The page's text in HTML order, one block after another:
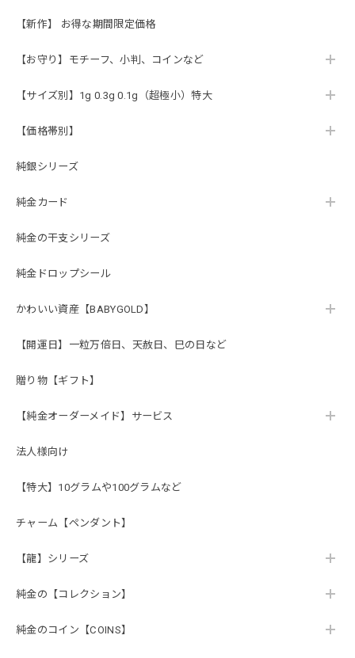
【新作】 お得な期間限定価格
【お守り】モチーフ、小判、コインなど
【サイズ別】1g 0.3g 0.1g（超極小）特大
【価格帯別】
純銀シリーズ
純金カード
純金の干支シリーズ
純金ドロップシール
かわいい資産【BABYGOLD】
【開運日】一粒万倍日、天赦日、巳の日など
贈り物【ギフト】
【純金オーダーメイド】サービス
法人様向け
【特大】10グラムや100グラムなど
チャーム【ペンダント】
【龍】シリーズ
純金の【コレクション】
純金のコイン【COINS】